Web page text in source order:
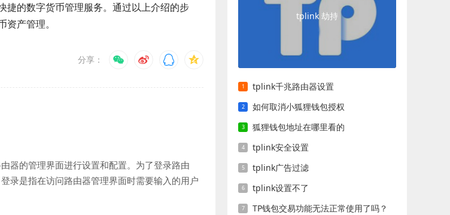
捷的数字货币管理服务。通过以上介绍的步
产管理。
分享：
器的管理界面进行设置和配置。为了登录路由
录是指在访问路由器管理界面时需要输入的用户
tplink 劫持
tplink千兆路由器设置
如何取消小狐狸钱包授权
狐狸钱包地址在哪里看的
tplink安全设置
tplink广告过滤
tplink设置不了
TP钱包交易功能无法正常使用了吗？